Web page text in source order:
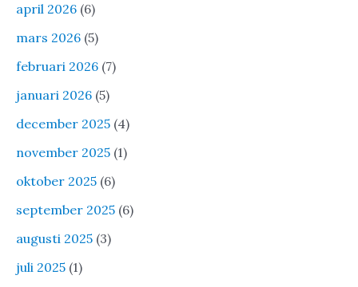
april 2026 (6)
mars 2026 (5)
februari 2026 (7)
januari 2026 (5)
december 2025 (4)
november 2025 (1)
oktober 2025 (6)
september 2025 (6)
augusti 2025 (3)
juli 2025 (1)